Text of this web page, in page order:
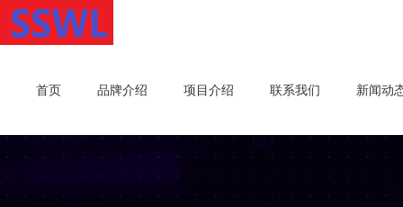
首页 品牌介绍 项目介绍 联系我们 新闻动